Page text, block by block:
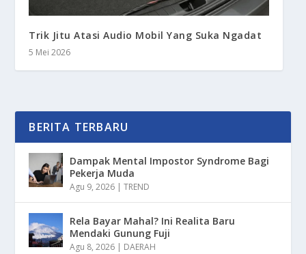
Trik Jitu Atasi Audio Mobil Yang Suka Ngadat
5 Mei 2026
BERITA TERBARU
Dampak Mental Impostor Syndrome Bagi
Pekerja Muda
Agu 9, 2026 |TREND
Rela Bayar Mahal? Ini Realita Baru
Mendaki Gunung Fuji
Agu 8, 2026 | DAERAH